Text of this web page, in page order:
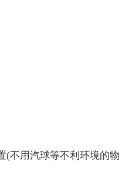
用汽球等不利环境的物